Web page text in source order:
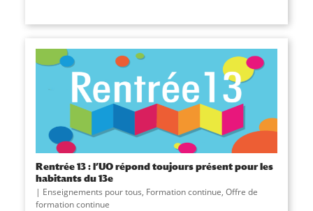
Rentrée 13 : l’UO répond toujours présent pour les
habitants du 13e
Enseignements pour tous, Formation continue, Offre de
formation continue